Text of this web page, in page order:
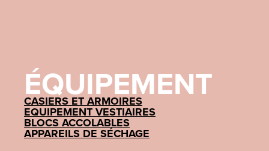
ÉQUIPEMENT
CASIERS ET ARMOIRES
EQUIPEMENT VESTIAIRES
BLOCS ACCOLABLES
APPAREILS DE SÉCHAGE